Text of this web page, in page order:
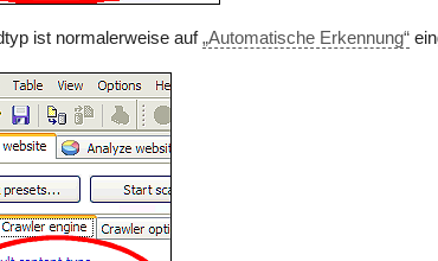
ist normalerweise auf„Automatische Erkennung“